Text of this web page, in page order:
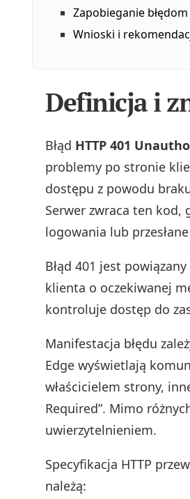
Zapobieganie
Wnioski i
Definicja i
Błąd HTTP 401
problemy po stronie
dostępu z powodu
Serwer zwraca ten kod,
logowania lub
Błąd 401 jest
klienta o oczekiwanej
kontroluje dostęp do
Manifestacja błędu
Edge wyświetlają
właścicielem strony,
Required”. Mimo
uwierzytelnieniem.
Specyfikacja HTTP
należą: